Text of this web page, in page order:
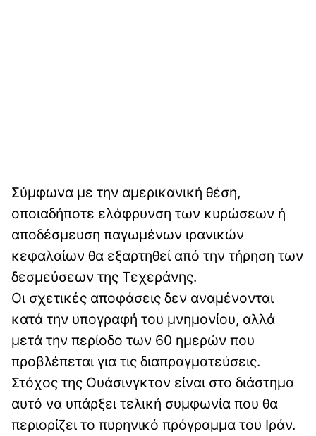
Σύμφωνα με την αμερικανική θέση,
οποιαδήποτε ελάφρυνση των κυρώσεων ή
αποδέσμευση παγωμένων ιρανικών
κεφαλαίων θα εξαρτηθεί από την τήρηση των
δεσμεύσεων της Τεχεράνης.
Οι σχετικές αποφάσεις δεν αναμένονται
κατά την υπογραφή του μνημονίου, αλλά
μετά την περίοδο των 60 ημερών που
προβλέπεται για τις διαπραγματεύσεις.
Στόχος της Ουάσινγκτον είναι στο διάστημα
αυτό να υπάρξει τελική συμφωνία που θα
περιορίζει το πυρηνικό πρόγραμμα του Ιράν.